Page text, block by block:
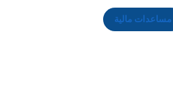
مساعدات مالية